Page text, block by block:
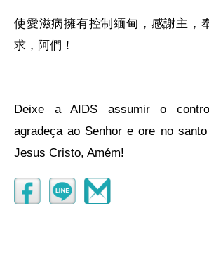
使愛滋病擁有控制緬甸，感謝主，
求，阿們！
Deixe a AIDS assumir o
agradeça ao Senhor e ore no
Jesus Cristo, Amém!